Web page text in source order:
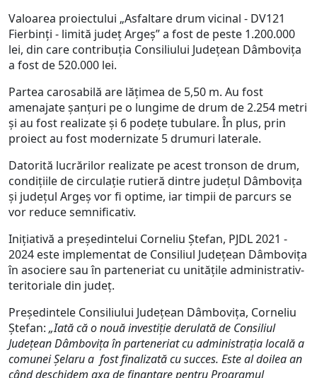
Valoarea proiectului „Asfaltare drum vicinal - DV121
Fierbinți - limită județ Argeș” a fost de peste 1.200.000
lei, din care contribuția Consiliului Judeţean Dâmboviţa
a fost de 520.000 lei.
Partea carosabilă are lățimea de 5,50 m. Au fost
amenajate șanțuri pe o lungime de drum de 2.254 metri
și au fost realizate și 6 podețe tubulare. În plus, prin
proiect au fost modernizate 5 drumuri laterale.
Datorită lucrărilor realizate pe acest tronson de drum,
condițiile de circulație rutieră dintre județul Dâmbovița
și județul Argeș vor fi optime, iar timpii de parcurs se
vor reduce semnificativ.
Inițiativă a președintelui Corneliu Ștefan, PJDL 2021 -
2024 este implementat de Consiliul Județean Dâmbovița
în asociere sau în parteneriat cu unitățile administrativ-
teritoriale din județ.
Președintele Consiliului Județean Dâmbovița, Corneliu
Ștefan: „Iată că o nouă investiție derulată de Consiliul
Județean Dâmbovița în parteneriat cu administrația locală a
comunei Șelaru a fost finalizată cu succes. Este al doilea an
când deschidem axa de finanțare pentru Programul